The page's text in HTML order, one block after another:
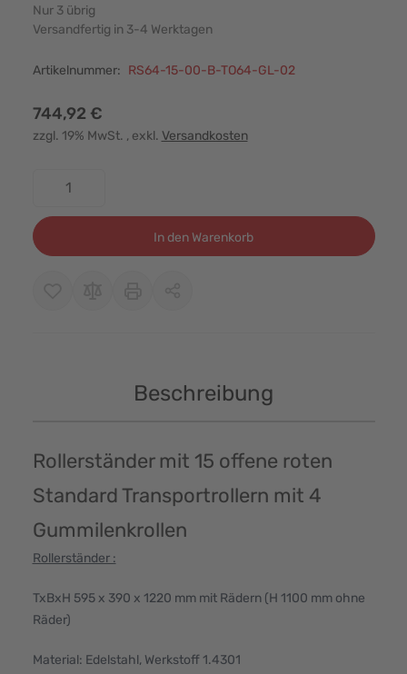
Nur 3 übrig
Versandfertig in 3-4 Werktagen
Artikelnummer: RS64-15-00-B-TO64-GL-02
744,92 €
zzgl. 19% MwSt. , exkl. Versandkosten
In den Warenkorb
Beschreibung
Rollerständer mit 15 offene roten
Standard Transportrollern mit 4
Gummilenkrollen
Rollerständer :
TxBxH 595 x 390 x 1220 mm mit Rädern (H 1100 mm ohne
Räder)
Material: Edelstahl, Werkstoff 1.4301